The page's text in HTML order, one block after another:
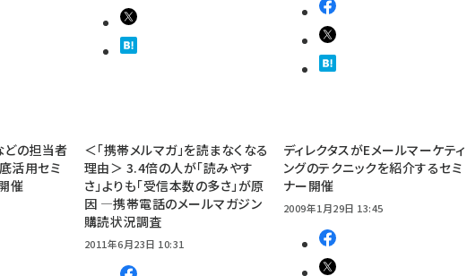
どの担当者
活用セミ
催
＜「携帯メルマガ」を読まなくなる
理由＞ 3.4倍の人が「読みやす
さ」よりも「受信本数の多さ」が原
因 ―携帯電話のメールマガジン
購読状況調査
2011年6月23日 10:31
ディレクタスがEメールマーケティ
ングのテクニックを紹介するセミ
ナー開催
2009年1月29日 13:45